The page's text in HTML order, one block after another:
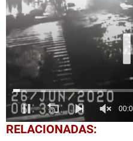
0
of
RELACIONADAS: